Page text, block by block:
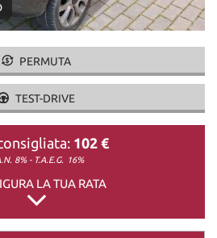
PERMUTA
TEST-DRIVE
102 €
8% - T.A.E.G. 16%
LA TUA RATA